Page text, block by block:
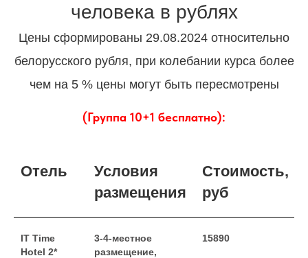
человека в рублях
Цены сформированы 29.08.2024 относительно
белорусского рубля, при колебании курса более
чем на 5 % цены могут быть пересмотрены
(Группа 10+1 бесплатно):
Отель
Условия
размещения
Стоимость,
руб
IT Time
Hotel 2*
3-4-местное
размещение,
15890